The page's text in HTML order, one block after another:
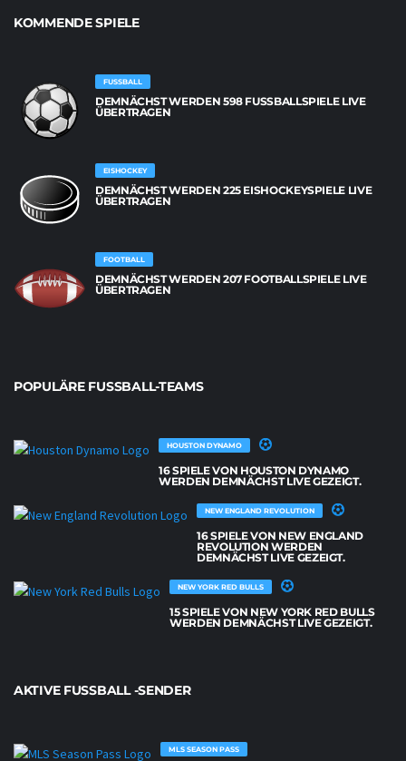
KOMMENDE SPIELE
FUSSBALL
DEMNÄCHST WERDEN 598 FUSSBALLSPIELE LIVE Ü
BERTRAGEN
EISHOCKEY
DEMNÄCHST WERDEN 225 EISHOCKEYSPIELE LIVE
ÜBERTRAGEN
FOOTBALL
DEMNÄCHST WERDEN 207 FOOTBALLSPIELE LIVE
ÜBERTRAGEN
POPULÄRE FUSSBALL-TEAMS
HOUSTON DYNAMO
16 SPIELE VON HOUSTON DYNAMO
WERDEN DEMNÄCHST LIVE GEZEIGT.
NEW ENGLAND REVOLUTION
16 SPIELE VON NEW ENGLAND
REVOLUTION WERDEN
DEMNÄCHST LIVE GEZEIGT.
NEW YORK RED BULLS
15 SPIELE VON NEW YORK RED BULLS
WERDEN DEMNÄCHST LIVE GEZEIGT.
AKTIVE FUSSBALL -SENDER
MLS SEASON PASS